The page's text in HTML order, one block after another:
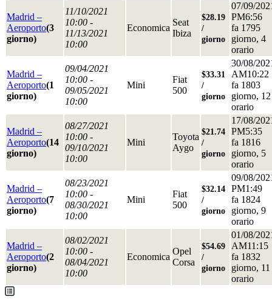
Madrid –
Aeroporto(3
giorno)
11/10/2021
10:00 -
11/13/2021
10:00
Economica
Seat
Ibiza
$28.19
/
giorno
07/09/
PM6:56
fa 1795
giorno, 4
orario
Madrid –
Aeroporto(1
giorno)
09/04/2021
10:00 -
09/05/2021
10:00
Mini
Fiat
500
$33.31
/
giorno
30/08/
AM10:22
fa 1803
giorno, 12
orario
Madrid –
Aeroporto(14
giorno)
08/27/2021
10:00 -
09/10/2021
10:00
Mini
Toyota
Aygo
$21.74
/
giorno
17/08/
PM5:35
fa 1816
giorno, 5
orario
Madrid –
Aeroporto(7
giorno)
08/23/2021
10:00 -
08/30/2021
10:00
Mini
Fiat
500
$32.14
/
giorno
09/08/
PM1:49
fa 1824
giorno, 9
orario
Madrid –
Aeroporto(2
giorno)
08/02/2021
10:00 -
08/04/2021
10:00
Economica
Opel
Corsa
$54.69
/
giorno
01/08/
AM11:15
fa 1832
giorno, 11
orario